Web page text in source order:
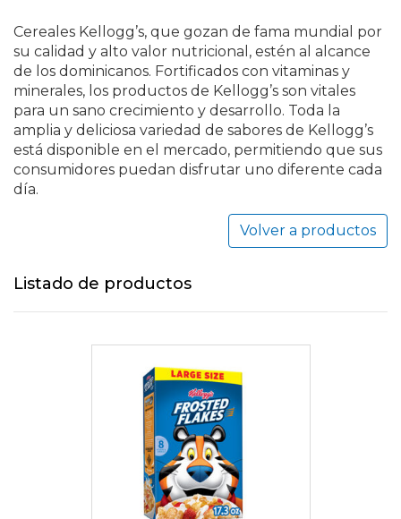
Cereales Kellogg’s, que gozan de fama mundial por
su calidad y alto valor nutricional, estén al alcance
de los dominicanos. Fortificados con vitaminas y
minerales, los productos de Kellogg’s son vitales
para un sano crecimiento y desarrollo. Toda la
amplia y deliciosa variedad de sabores de Kellogg’s
está disponible en el mercado, permitiendo que sus
consumidores puedan disfrutar uno diferente cada
día.
Volver a productos
Listado de productos